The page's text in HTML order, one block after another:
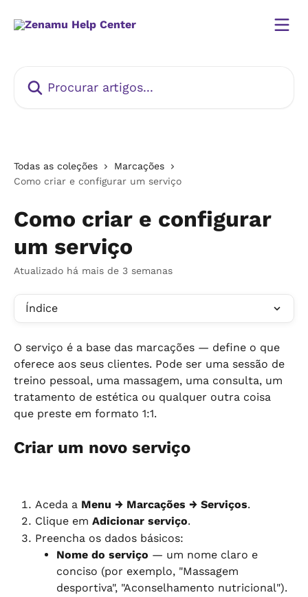
Todas as coleções
Marcações
Como criar e configurar um serviço
Como criar e configurar
um serviço
Atualizado há mais de 3 semanas
Índice
O serviço é a base das marcações — define o que
oferece aos seus clientes. Pode ser uma sessão de
treino pessoal, uma massagem, uma consulta, um
tratamento de estética ou qualquer outra coisa
que preste em formato 1:1.
Criar um novo serviço
Aceda a Menu → Marcações → Serviços.
Clique em Adicionar serviço.
Preencha os dados básicos:
Nome do serviço — um nome claro e
conciso (por exemplo, "Massagem
desportiva", "Aconselhamento nutricional").